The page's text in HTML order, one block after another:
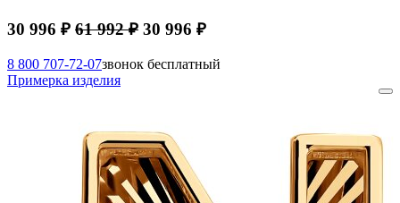
30 996 ₽ 61 992 ₽ 30 996 ₽
8 800 707-72-07звонок бесплатный
Примерка изделия